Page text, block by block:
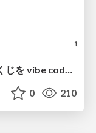
0 210